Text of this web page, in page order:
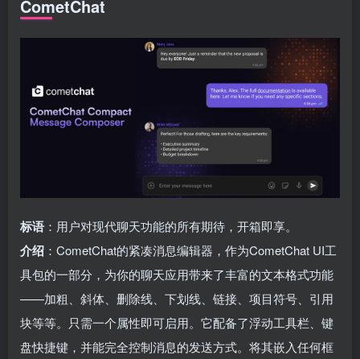
CometChat
标语 ：用户对现代聊天功能的所有期待，开箱即享。
介绍 ：CometChat的紧凑消息编辑器，作为CometChat UI工
具包的一部分，为你的聊天应用带来了丰富的文本格式功能
——加粗、斜体、删除线、下划线、链接、项目符号、引用
块等等。只需一个属性即可启用。它配备了浮动工具栏、键
盘快捷键，并能完全控制消息的发送方式。将其嵌入任何框